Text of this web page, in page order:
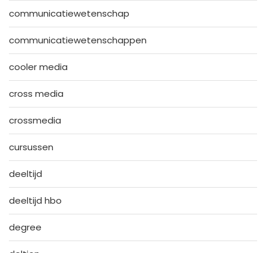
communicatiewetenschap
communicatiewetenschappen
cooler media
cross media
crossmedia
cursussen
deeltijd
deeltijd hbo
degree